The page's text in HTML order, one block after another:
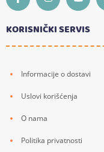
KORISNIČKI SERVIS
Informacije o dostavi
Uslovi korišćenja
O nama
Politika privatnosti